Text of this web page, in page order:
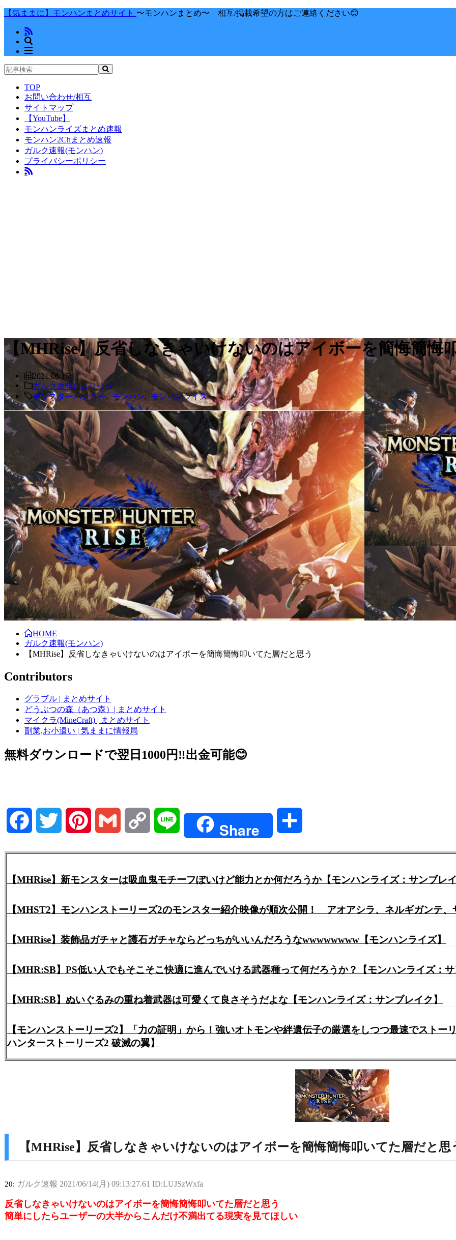
【気ままに】モンハンまとめサイト 〜モンハンまとめ〜 相互/掲載希望の方はご連絡ください😊
TOP
お問い合わせ/相互
サイトマップ
【YouTube】
モンハンライズまとめ速報
モンハン2Chまとめ速報
ガルク速報(モンハン)
プライバシーポリシー
【MHRise】反省しなきゃいけないのはアイボーを簡悔簡悔
2021.06.15
ガルク速報(モンハン)
モンスターハンター
モンハン モンハンライズ
HOME
ガルク速報(モンハン)
【MHRise】反省しなきゃいけないのはアイボーを簡悔簡悔叩いてた層だと思う
Contributors
グラブル | まとめサイト
どうぶつの森（あつ森）| まとめサイト
マイクラ(MineCraft) | まとめサイト
副業,お小遣い | 気ままに情報局
無料ダウンロードで翌日1000円‼️出金可能😊
Facebook Twitter Pinterest Gmail Copy Share
【MHRise】新モンスターは吸血鬼モチーフぽいけど能力とか何だろうか【モンハンライズ：サンブレ
【MHST2】モンハンストーリーズ2のモンスター紹介映像が順次公開！ アオアシラ、ネルギガンテ
【MHRise】装飾品ガチャと護石ガチャならどっちがいいんだろうなwwwwwwww【モンハンライズ】
【MHR:SB】PS低い人でもそこそこ快適に進んでいける武器種って何だろうか？【モンハンライズ：
【MHR:SB】ぬいぐるみの重ね着武器は可愛くて良さそうだよな【モンハンライズ：サンブレイク】
【モンハンストーリーズ2】「力の証明」から！強いオトモンや絆遺伝子の厳選をしつつ最速でスト
ハンターストーリーズ2 破滅の翼】
【MHRise】反省しなきゃいけないのはアイボーを簡悔簡悔叩いてた層だと思
20: ガルク速報 2021/06/14(月) 09:13:27.61 ID:LUJSzWxfa
反省しなきゃいけないのはアイボーを簡悔簡悔叩いてた層だと思う
簡単にしたらユーザーの大半からこんだけ不満出てる現実を見てほしい